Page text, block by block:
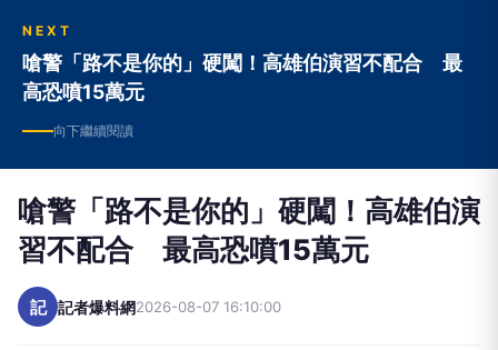
NEXT
嗆警「路不是你的」硬闖！高雄伯演習不配合 最
高恐噴15萬元
向下繼續閱讀
嗆警「路不是你的」硬闖！高雄伯演
習不配合 最高恐噴15萬元
記 記者爆料網2026-08-07 16:10:00